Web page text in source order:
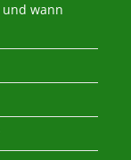
wann